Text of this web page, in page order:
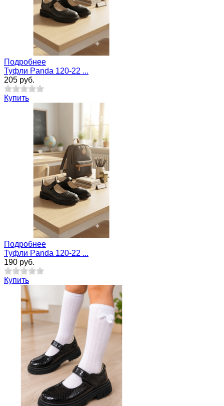
Подробнее
Туфли Panda 120-22 ...
205 руб.
Купить
Подробнее
Туфли Panda 120-22 ...
190 руб.
Купить